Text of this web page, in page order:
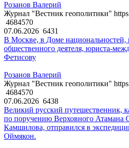
Розанов Валерий
Журнал "Вестник геополитики"
4684570
07.06.2026 6431
В Москве, в Доме национальностей,
общественного деятеля, юриста-
Фетисову
Розанов Валерий
Журнал "Вестник геополитики"
4684570
07.06.2026 6438
Великий русский путешественник,
по поручению Верховного Атамана
Камшилова, отправился в
Оймякон.